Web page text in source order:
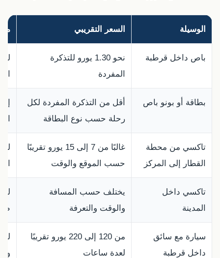
الوسيلة السعر التقريبي
باص داخل قرطبة
نحو 1.30 يورو للتذكرة
المفردة
بطاقة أو بونو باص
أقل من التذكرة المفردة لكل
رحلة حسب نوع البطاقة
تاكسي من محطة
القطار إلى المركز
غالبًا من 7 إلى 15 يورو تقريبًا
حسب الموقع والوقت
تاكسي داخل
المدينة
يختلف حسب المسافة
والوقت والتعرفة
سيارة مع سائق
داخل قرطبة
من 120 إلى 220 يورو تقريبًا
لعدة ساعات